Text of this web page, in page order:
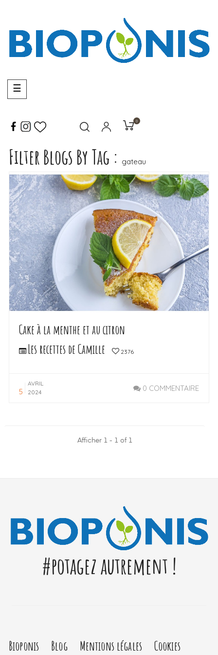
Basculer
la
navigation
☰
0
Filter Blogs By Tag : gateau
LIRE LA SUITE
Cake à la menthe et au citron
Les recettes de Camille
2376
5
AVRIL
2024
0 COMMENTAIRE
Afficher 1 - 1 of 1
#potagez autrement !
Bioponis Blog Mentions légales Cookies